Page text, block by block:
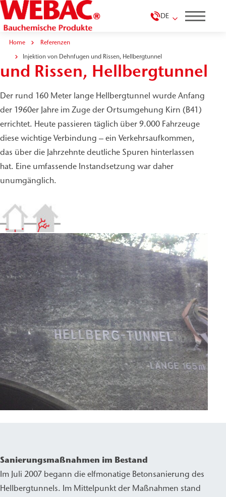
DE
Home
Referenzen
Injektion von Dehnfugen und Rissen, Hellbergtunnel
Injektion von Dehnfugen
und Rissen, Hellbergtunnel
Der rund 160 Meter lange Hellbergtunnel wurde Anfang
der 1960er Jahre im Zuge der Ortsumgehung Kirn (B41)
errichtet. Heute passieren täglich über 9.000 Fahrzeuge
diese wichtige Verbindung – ein Verkehrsaufkommen,
das über die Jahrzehnte deutliche Spuren hinterlassen
hat. Eine umfassende Instandsetzung war daher
unumgänglich.
Sanierungsmaßnahmen im Bestand
Im Juli 2007 begann die elfmonatige Betonsanierung des
Hellbergtunnels. Im Mittelpunkt der Maßnahmen stand